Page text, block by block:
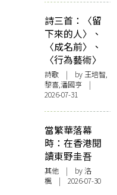
詩三首：〈留
下來的人〉、
〈成名前〉、
〈行為藝術〉
詩歌 | by 王培智,
黎喜,潘國亨 |
2026-07-31
當繁華落幕
時：在香港閱
讀東野圭吾
其他 | by洛
楓 | 2026-07-30